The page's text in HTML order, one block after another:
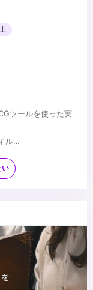
ツールを使った実
ル
野での実務経験
使ったクリエイ
の実務経験
い